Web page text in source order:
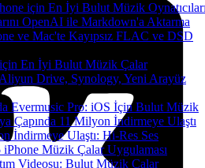
için En İyi Bulut Müzik
OpenAI ile Markdown'a Aktarma
ve Mac'te Kayıpsız FLAC ve DSD
En İyi Bulut Müzik Çalar
Drive, Synology, Yeni Arayüz
Evermusic Pro: iOS İçin Bulut Müzik
Çapında 11 Milyon İndirmeye Ulaştı
İndirmeye Ulaştı: Hi-Res Ses
Müzik Çalar Uygulaması
Videosu: Bulut Müzik Çalar